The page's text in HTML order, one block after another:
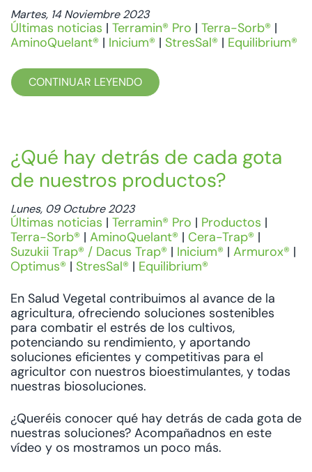
Martes, 14 Noviembre 2023
Últimas noticias | Terramin® Pro | Terra-Sorb® |
AminoQuelant® | Inicium® | StresSal® | Equilibrium®
CONTINUAR LEYENDO
¿Qué hay detrás de cada gota
de nuestros productos?
Lunes, 09 Octubre 2023
Últimas noticias | Terramin® Pro | Productos |
Terra-Sorb® | AminoQuelant® | Cera-Trap® |
Suzukii Trap® / Dacus Trap® | Inicium® | Armurox® |
Optimus® | StresSal® | Equilibrium®
En Salud Vegetal contribuimos al avance de la
agricultura, ofreciendo soluciones sostenibles
para combatir el estrés de los cultivos,
potenciando su rendimiento, y aportando
soluciones eficientes y competitivas para el
agricultor con nuestros bioestimulantes, y todas
nuestras biosoluciones.
¿Queréis conocer qué hay detrás de cada gota de
nuestras soluciones? Acompañadnos en este
vídeo y os mostramos un poco más.